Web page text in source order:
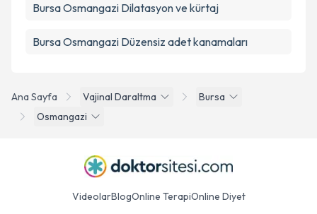
Ana Sayfa Vajinal Daraltma
Bursa
Osmangazi
Bursa Osmangazi Dilatasyon ve kürtaj
Bursa Osmangazi Düzensiz adet kanamaları
VideolarBlogOnline TerapiOnline Diyet